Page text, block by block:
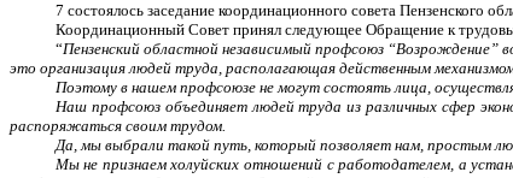
7 состоялось заседание координационного совета Пензенского
Координационный Совет принял следующее Обращение к
“Пензенский областной независимый профсоюз “Возрождение”
это организация людей труда, располагающая действенным
Поэтому в нашем профсоюзе не могут состоять лица,
Наш профсоюз объединяет людей труда из различных сфер
распоряжаться своим трудом.
Да, мы выбрали такой путь, который позволяет нам, простым
Мы не признаем холуйских отношений с работодателем, а